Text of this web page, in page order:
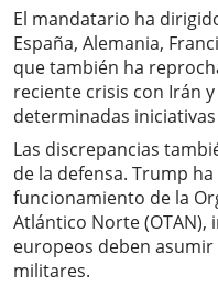
El mandatario ha
España, Alemania,
que también ha
reciente crisis con Irán
determinadas
Las discrepancias
de la defensa. Trump
funcionamiento de la
Atlántico Norte (OTAN),
europeos deben
militares.